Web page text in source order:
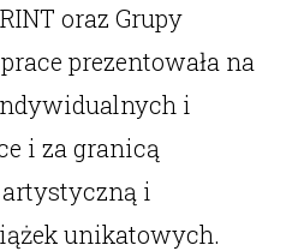
oraz Grupy
prezentowała na
i
i za granicą
i
unikatowych.